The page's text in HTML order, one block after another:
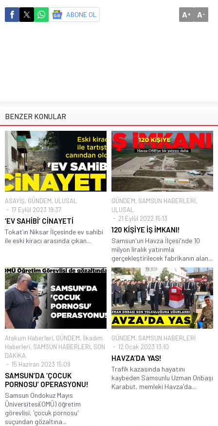
ABONE OL A+ A-
BENZER KONULAR
ASAYİŞ, GÜNDEM, ULUSAL
17 Eylül 2023 19:37
‘EV SAHİBİ’ CİNAYETİ
Tokat’ın Niksar İlçesinde ev sahibi
ile eski kiracı arasında çıkan...
GÜNDEM, SAMSUN HABERLERİ,
ULUSAL
21 Eylül 2022 15:13
120 KİŞİYE İŞ İMKANI!
Samsun'un Havza İlçesi'nde 10
milyon liralık yatırımla
gerçekleştirilecek fabrikanın alan...
Atakum Haberleri, GÜNDEM, İlkadım
Haberleri, SAMSUN HABERLERİ, SON
DAKİKA
15 Haziran 2023 15:09
SAMSUN’DA ‘ÇOCUK
PORNOSU’ OPERASYONU!
Samsun Ondokuz Mayıs
Üniversitesi(OMÜ) öğretim
görevlisi, 'çocuk pornosu'
suçundan gözaltına...
GÜNDEM, SAMSUN HABERLERİ
12 Ocak 2023 13:10
HAVZA’DA YAS!
Trafik kazasında hayatını
kaybeden Samsunlu Uzman Onbaşı
Karabut, memleki Havza'da...